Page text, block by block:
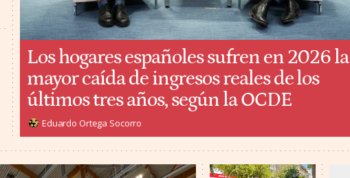
Los hogares españoles sufren en 2026 la
mayor caída de ingresos reales de los
últimos tres años, según la OCDE
Eduardo Ortega Socorro